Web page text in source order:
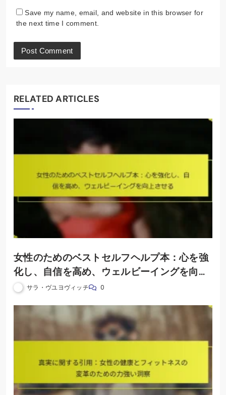
Save my name, email, and website in this browser for
the next time I comment.
RELATED ARTICLES
女性のためのベストセルフヘルプ本：心を強
化し、自信を高め、ウェルビーイングを向上
させる
サラ・ヴユヨヴィッチ 0